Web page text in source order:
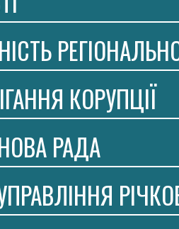
КОРУПЦІЇ
РАДА